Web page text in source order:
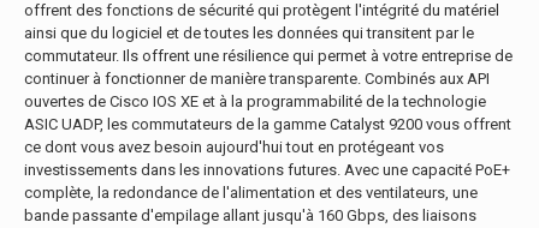
offrent des fonctions de sécurité qui protègent l'intégrité du matériel
ainsi que du logiciel et de toutes les données qui transitent par le
commutateur. Ils offrent une résilience qui permet à votre entreprise de
continuer à fonctionner de manière transparente. Combinés aux API
ouvertes de Cisco IOS XE et à la programmabilité de la technologie
ASIC UADP, les commutateurs de la gamme Catalyst 9200 vous offrent
ce dont vous avez besoin aujourd'hui tout en protégeant vos
investissements dans les innovations futures. Avec une capacité PoE+
complète, la redondance de l'alimentation et des ventilateurs, une
bande passante d'empilage allant jusqu'à 160 Gbps, des liaisons